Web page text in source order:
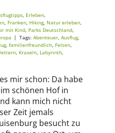
, Erleben,
, Franken, Hiking, Natur erleben,
mit Kind, Parks Deutschland,
| Tags: Abenteuer, Ausflug,
, familienfreundlich, Felsen,
, Kraxeln, Labyrinth,
mir schon: Da habe
schönen Hof in
kann mich nicht
Zeit jemals
besucht zu